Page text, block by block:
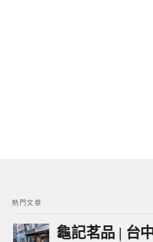
熱門文章
龜記茗品 | 台